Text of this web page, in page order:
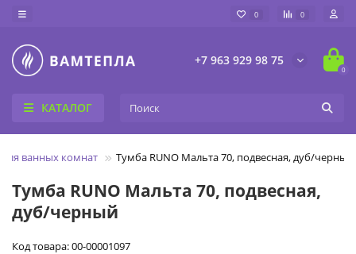
0 0
+7 963 929 98 75
0
КАТАЛОГ
ванных комнат Тумба RUNO Мальта 70, подвесная, дуб/черный
Тумба RUNO Мальта 70, подвесная,
дуб/черный
Код товара: 00-00001097